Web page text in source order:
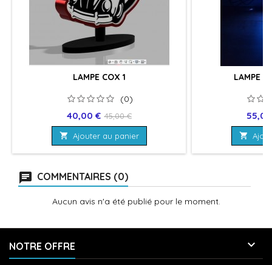
LAMPE COX 1
(0)
Prix
40,00 € Prix
base
45,00 €
 Ajouter au panier
LAMPE
Prix

COMMENTAIRES (0)
Aucun avis n'a été publié pour le moment.
NOTRE OFFRE 